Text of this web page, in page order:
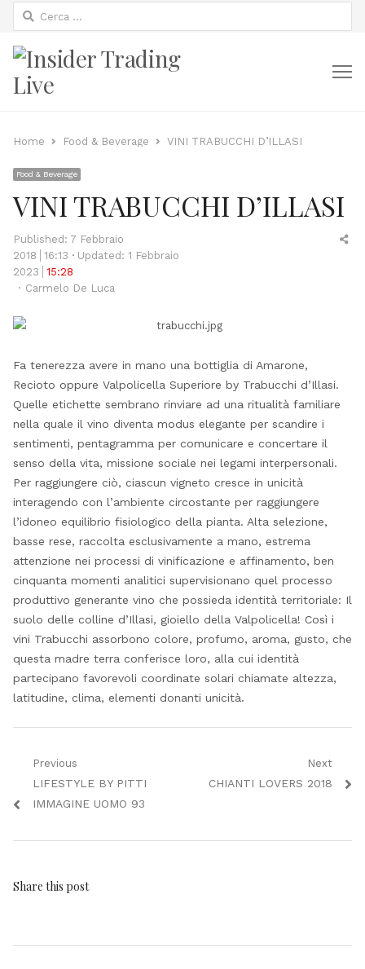
Ricerca
per:
Home Food & Beverage VINI TRABUCCHI D’ILLASI
Food & Beverage
VINI TRABUCCHI D’ILLASI
Published: 7 Febbraio
2018
16:13
Updated: 1 Febbraio
2023
15:28
Author
Carmelo De Luca
Fa tenerezza avere in mano una bottiglia di Amarone,
Recioto oppure Valpolicella Superiore by Trabucchi d’Illasi.
Quelle etichette sembrano rinviare ad una ritualità familiare
nella quale il vino diventa modus elegante per scandire i
sentimenti, pentagramma per comunicare e concertare il
senso della vita, missione sociale nei legami interpersonali.
Per raggiungere ciò, ciascun vigneto cresce in unicità
interagendo con l’ambiente circostante per raggiungere
l’idoneo equilibrio fisiologico della pianta. Alta selezione,
basse rese, raccolta esclusivamente a mano, estrema
attenzione nei processi di vinificazione e affinamento, ben
cinquanta momenti analitici supervisionano quel processo
produttivo generante vino che possieda identità territoriale: Il
suolo delle colline d’Illasi, gioiello della Valpolicella! Così i
vini Trabucchi assorbono colore, profumo, aroma, gusto, che
questa madre terra conferisce loro, alla cui identità
partecipano favorevoli coordinate solari chiamate altezza,
latitudine, clima, elementi donanti unicità.
Navigazione
articoli
Previous
Previous
post:
LIFESTYLE BY PITTI
IMMAGINE UOMO 93
Next
Next
CHIANTI LOVERS 2018
Share this post